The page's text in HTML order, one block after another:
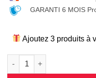
GARANTI 6 MOIS
Ajoutez 3 produits à
quantité de Coque